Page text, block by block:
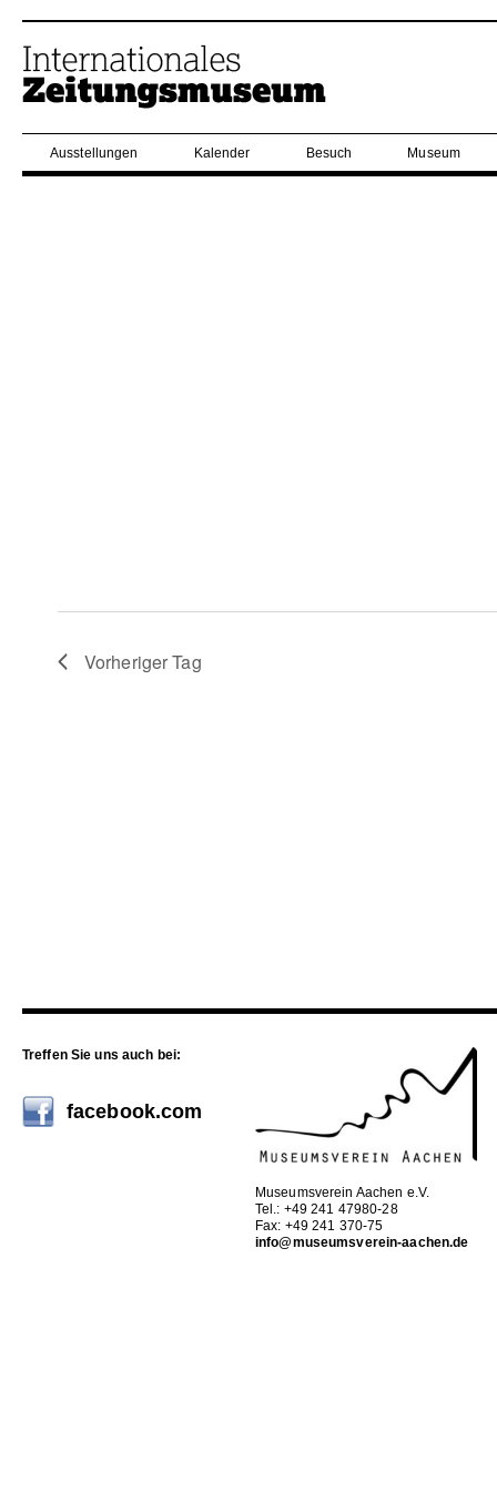
Ausstellungen Kalender Besuch Museum
Vorheriger Tag
Treffen Sie uns auch bei:
facebook.com
Museumsverein Aachen e.V.
Tel.: +49 241 47980-28
Fax: +49 241 370-75
info@museumsverein-aachen.de